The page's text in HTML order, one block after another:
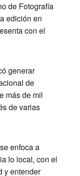
de Fotografía
edición en
con el
generar
de
más de mil
de varias
enfoca a
lo local, con el
y entender